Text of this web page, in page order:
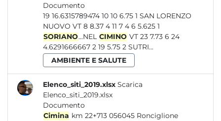
Documento
19 16.6315789474 10 10 6.75 1 SAN LORENZO
NUOVO VT 8 8.37 4 11 7 4 6 5.625 1
SORIANO...NEL CIMINO VT 23 7.73 6 24
4.6291666667 2 19 5.75 2 SUTRI...
AMBIENTE E SALUTE
Elenco_siti_2019.xlsx Scarica
Elenco_siti_2019.xlsx
Documento
Cimina km 22+713 056045 Ronciglione